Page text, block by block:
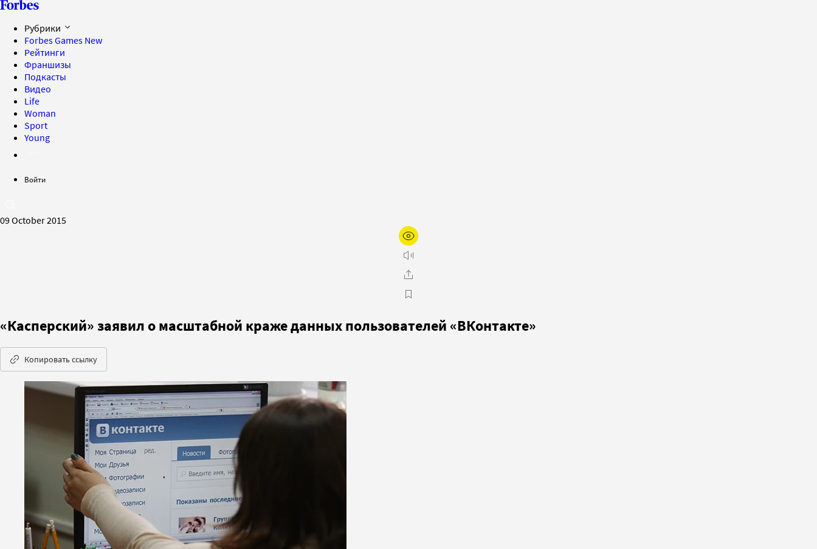
Рубрики
Forbes Games New
Рейтинги
Франшизы
Подкасты
Видео
Life
Woman
Sport
Young
Войти
09 October 2015
«Касперский» заявил о масштабной краже данных пользователей «ВКонтакте»
Копировать ссылку